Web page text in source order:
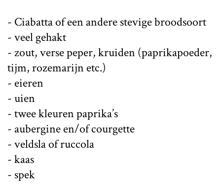
- Ciabatta of een andere stevige broodsoort
- veel gehakt
- zout, verse peper, kruiden (paprikapoeder,
tijm, rozemarijn etc.)
- eieren
- uien
- twee kleuren paprika’s
- aubergine en/of courgette
- veldsla of ruccola
- kaas
- spek